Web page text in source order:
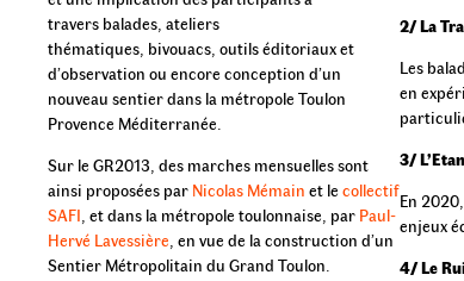
travers balades, ateliers
thématiques, bivouacs, outils éditoriaux et
d’observation ou encore conception d’un
nouveau sentier dans la métropole Toulon
Provence Méditerranée.
Sur le GR2013, des marches mensuelles sont
ainsi proposées par Nicolas Mémain et le collectif
SAFI, et dans la métropole toulonnaise, par Paul-
Hervé Lavessière, en vue de la construction d’un
Sentier Métropolitain du Grand Toulon.
2/ La
Les
en
3/
En
enjeux
4/ Le